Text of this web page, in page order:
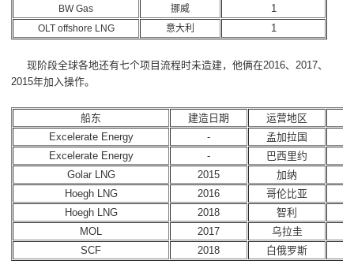
BW Gas 挪威 1
OLT offshore LNG 意大利 1
现阶段全球各地还有七个项目流程时未造建，他俩在2016、2017、
2015年加入操作。
船东 建造日期 运营地区
Excelerate Energy
-
孟加拉国
Excelerate Energy
-
巴西里约
Golar LNG
2015
加纳
Hoegh LNG
2016
哥伦比亚
Hoegh LNG
2018
智利
MOL
2017
乌拉圭
SCF
2018 白俄罗斯